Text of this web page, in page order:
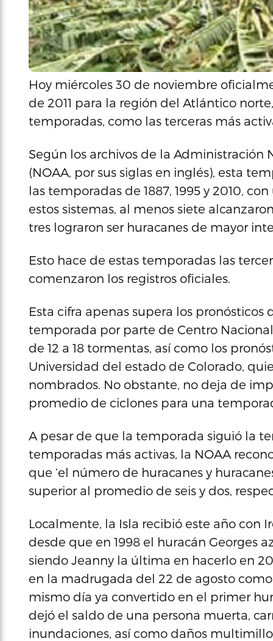
Hoy miércoles 30 de noviembre
de 2011 para la región del Atlántico
temporadas, como las terceras más
Según los archivos de la Administración
(NOAA, por sus siglas en inglés), esta
las temporadas de 1887, 1995 y 2010,
estos sistemas, al menos siete
tres lograron ser huracanes de mayor
Esto hace de estas temporadas las
comenzaron los registros oficiales.
Esta cifra apenas supera los
temporada por parte de Centro
de 12 a 18 tormentas, así como los
Universidad del estado de Colorado,
nombrados. No obstante, no deja de
promedio de ciclones para una
A pesar de que la temporada siguió la
temporadas más activas, la NOAA
que ‘el número de huracanes y
superior al promedio de seis y dos,
Localmente, la Isla recibió este año con
desde que en 1998 el huracán Georges
siendo Jeanny la última en hacerlo en
en la madrugada del 22 de agosto
mismo día ya convertido en el primer
dejó el saldo de una persona muerta,
inundaciones, así como daños